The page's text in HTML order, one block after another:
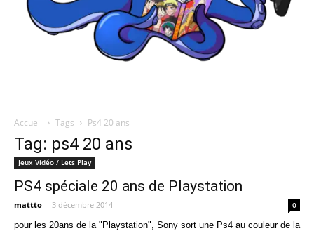
Accueil Tags Ps4 20 ans
Tag: ps4 20 ans
Jeux Vidéo / Lets Play
PS4 spéciale 20 ans de Playstation
mattto - 3 décembre 2014 0
pour les 20ans de la "Playstation", Sony sort une Ps4 au couleur de la